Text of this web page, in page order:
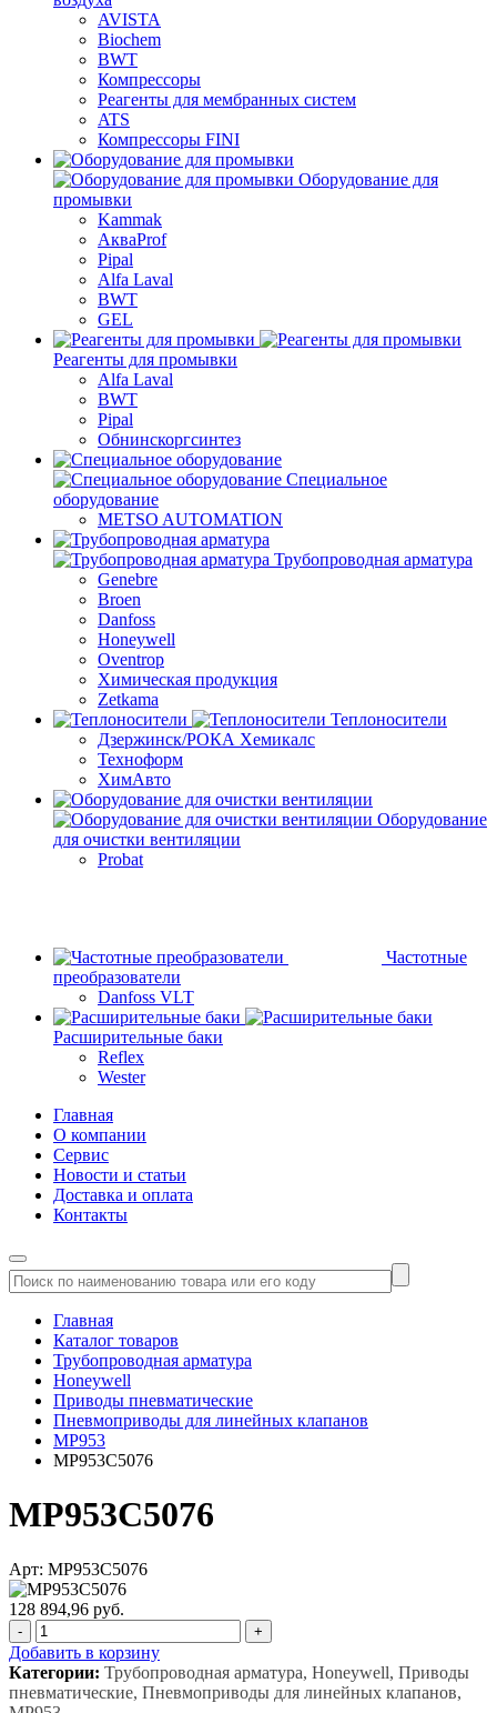
AVISTA
Biochem
BWT
Компрессоры
Реагенты для мембранных систем
ATS
Компрессоры FINI
Оборудование для
промывки
Kammak
АкваProf
Pipal
Alfa Laval
BWT
GEL
Реагенты для промывки
Alfa Laval
BWT
Pipal
Обнинскоргсинтез
Специальное
оборудование
METSO AUTOMATION
Трубопроводная арматура
Genebre
Broen
Danfoss
Honeywell
Oventrop
Химическая продукция
Zetkama
Теплоносители
Дзержинск/РОКА Хемикалс
Техноформ
ХимАвто
Оборудование
для очистки вентиляции
Probat
Частотные
преобразователи
Danfoss VLT
Расширительные баки
Reflex
Wester
Главная
О компании
Сервис
Новости и статьи
Доставка и оплата
Контакты
Главная
Каталог товаров
Трубопроводная арматура
Honeywell
Приводы пневматические
Пневмоприводы для линейных клапанов
MP953
MP953C5076
MP953C5076
Арт: MP953C5076
128 894,96 руб.
- +
Добавить в корзину
Категории: Трубопроводная арматура, Honeywell, Приводы
пневматические, Пневмоприводы для линейных клапанов,